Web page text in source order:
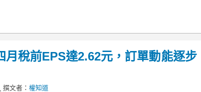
月稅前EPS達2.62元，訂單動能逐步
撰文者： 權知道